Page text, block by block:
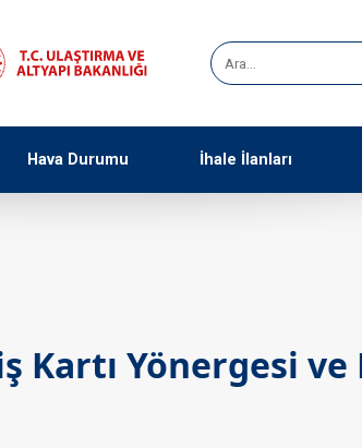
Hava Durumu İhale İlanları
Kartı Yönergesi